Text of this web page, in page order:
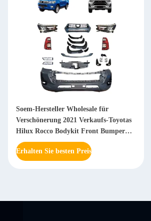
Soem-Hersteller Wholesale für
Verschönerung 2021 Verkaufs-Toyotas
Hilux Rocco Bodykit Front Bumper
Grill
Erhalten Sie besten Preis